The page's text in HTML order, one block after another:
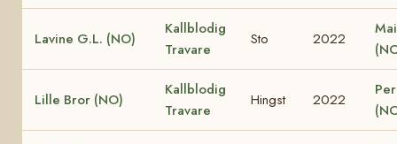
Lavine G.L. (NO)
Kallblodig
Travare
Sto 2022
Lille Bror (NO)
Kallblodig
Travare
Hingst 2022